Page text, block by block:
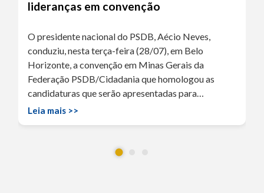
lideranças em convenção
O presidente nacional do PSDB, Aécio Neves,
conduziu, nesta terça-feira (28/07), em Belo
Horizonte, a convenção em Minas Gerais da
Federação PSDB/Cidadania que homologou as
candidaturas que serão apresentadas para…
Leia mais >>